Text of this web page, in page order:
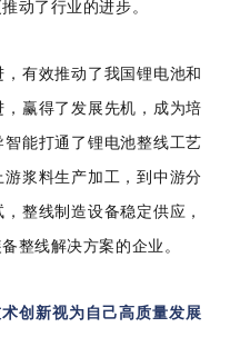
动了行业的进步。
有效推动了我国锂电池和
赢得了发展先机，成为培
能打通了锂电池整线工艺
浆料生产加工，到中游分
整线制造设备稳定供应，
整线解决方案的企业。
创新视为自己高质量发展